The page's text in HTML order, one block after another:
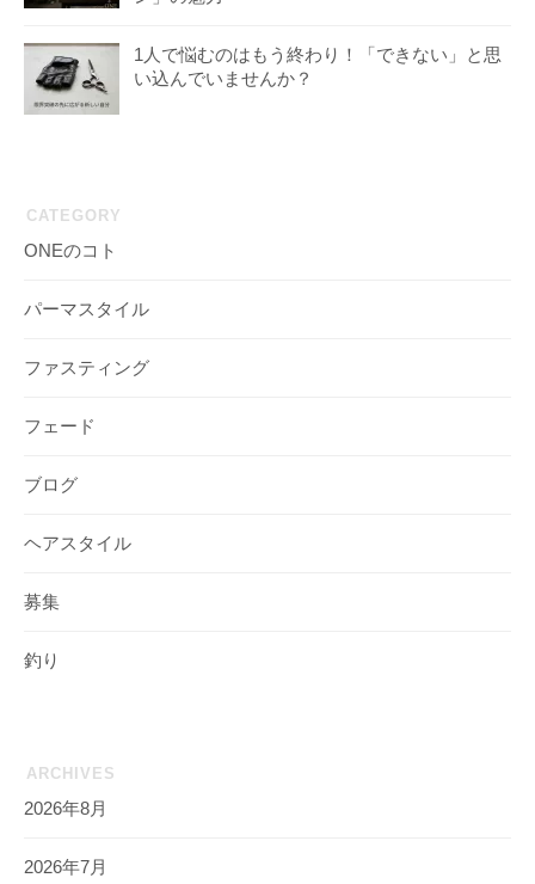
1人で悩むのはもう終わり！「できない」と思
い込んでいませんか？
CATEGORY
ONEのコト
パーマスタイル
ファスティング
フェード
ブログ
ヘアスタイル
募集
釣り
ARCHIVES
2026年8月
2026年7月